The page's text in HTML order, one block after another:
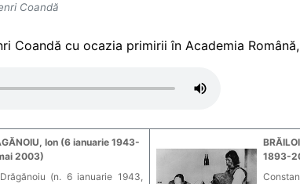
Coandă
Coandă cu ocazia primirii în Academia
Ion (6 ianuarie 1943-
2003)
(n. 6 ianuarie 1943,
1893-